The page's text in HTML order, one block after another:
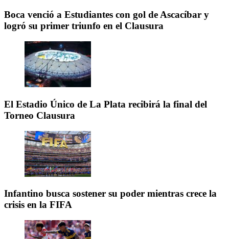
Boca venció a Estudiantes con gol de Ascacíbar y
logró su primer triunfo en el Clausura
El Estadio Único de La Plata recibirá la final del
Torneo Clausura
Infantino busca sostener su poder mientras crece la
crisis en la FIFA